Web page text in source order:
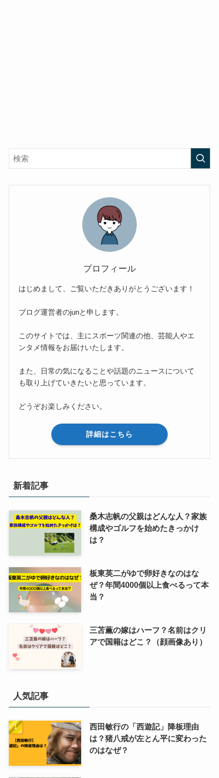
プロフィール
はじめまして、ご覧いただきありがとうございます！
ブログ運営者のjunと申します。
このサイトでは、主にスポーツ関連の他、芸能人やエ
ンタメ情報をお届けいたします。
また、日常の気になることや話題のニュースについて
も取り上げていきたいと思っています。
どうぞお楽しみください。
詳細はこちら
新着記事
桑木志帆の父親はどんな人？家族
構成やゴルフを始めたきっかけ
は？
板東英二がゆで卵好きなのはな
ぜ？年間4000個以上食べるって本
当？
三苫薫の嫁はハーフ？名前はクリ
アで国籍はどこ？（顔画像あり）
人気記事
西田敏行の「西遊記」降板理由
は？猪八戒が左とん平に変わった
のはなぜ？